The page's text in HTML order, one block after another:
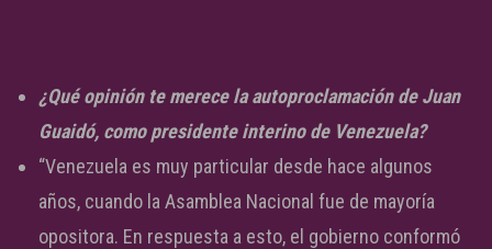
¿Qué opinión te merece la autoproclamación de Juan
Guaidó, como presidente interino de Venezuela?
“Venezuela es muy particular desde hace algunos
años, cuando la Asamblea Nacional fue de mayoría
opositora. En respuesta a esto, el gobierno conformó